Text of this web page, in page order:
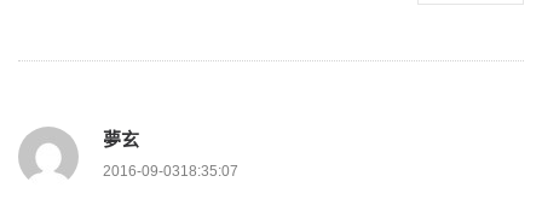
夢玄
2016-09-0318:35:07